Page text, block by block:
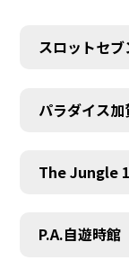
スロットセ
パラダイス加
The Jungle
P.A.自遊時館